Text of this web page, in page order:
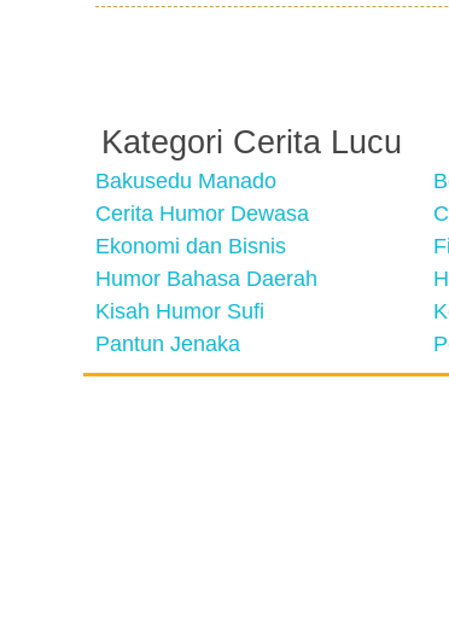
Kategori Cerita Lucu
Bakusedu Manado
Cerita Humor Dewasa
Ekonomi dan Bisnis
Humor Bahasa Daerah
Kisah Humor Sufi
Pantun Jenaka